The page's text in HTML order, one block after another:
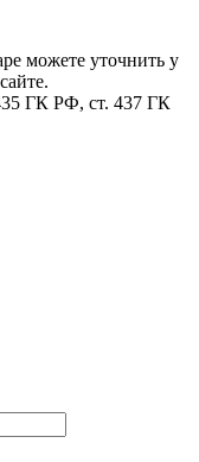
можете уточнить у
ГК РФ, cт. 437 ГК